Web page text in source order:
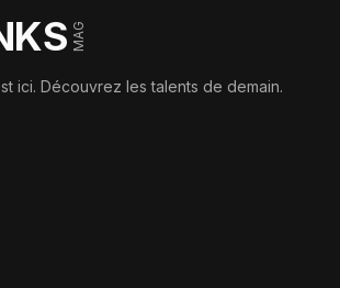
MAG
ici. Découvrez les talents de demain.